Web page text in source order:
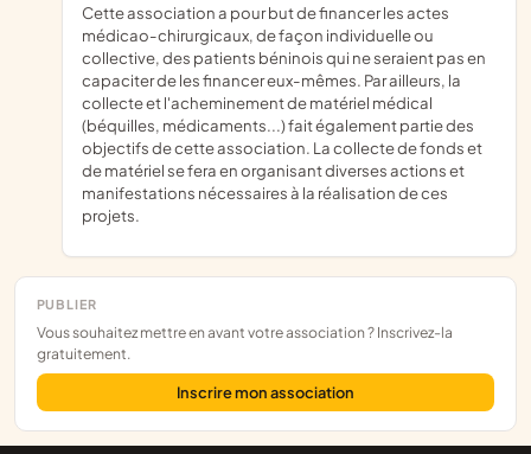
PUBLIER
Vous souhaitez mettre en avant votre association ? Inscrivez-la
gratuitement.
Inscrire mon association
Cette association a pour but de financer les actes
médicao-chirurgicaux, de façon individuelle ou
collective, des patients béninois qui ne seraient pas en
capaciter de les financer eux-mêmes. Par ailleurs, la
collecte et l'acheminement de matériel médical
(béquilles, médicaments...) fait également partie des
objectifs de cette association. La collecte de fonds et
de matériel se fera en organisant diverses actions et
manifestations nécessaires à la réalisation de ces
projets.